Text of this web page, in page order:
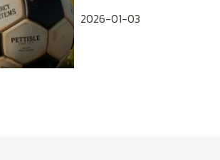
reprezentacji
2026-01-03